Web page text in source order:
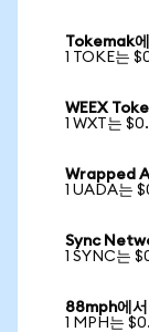
Tokemak에
1 TOKE는
WEEX
1 WXT는
Wrapped
1 UADA는
Sync
1 SYNC는
88mph에서
1 MPH는